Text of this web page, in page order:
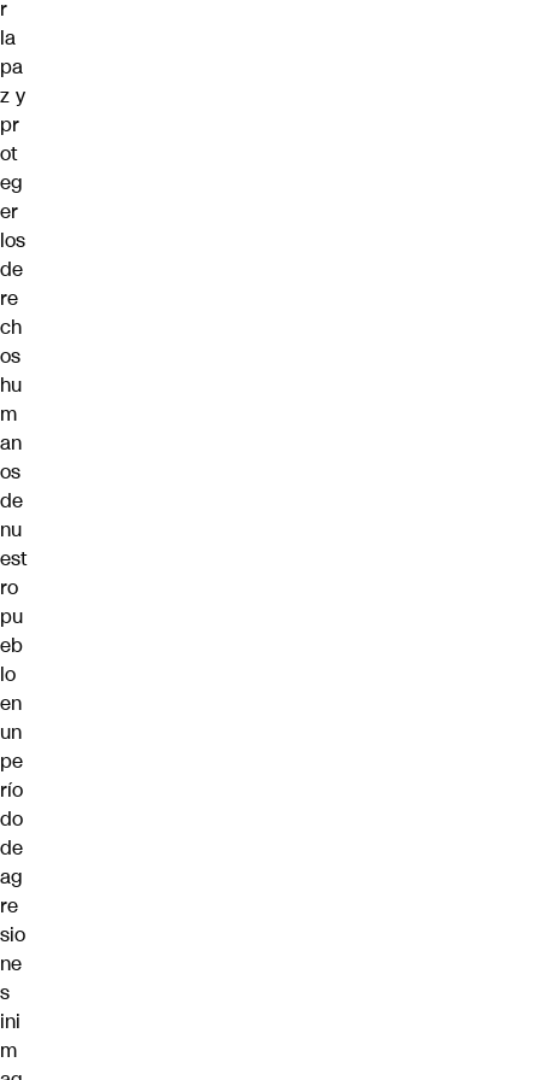
r
la
pa
z y
pr
ot
eg
er
los
de
re
ch
os
hu
m
an
os
de
nu
est
ro
pu
eb
lo
en
un
pe
río
do
de
ag
re
sio
ne
s
ini
m